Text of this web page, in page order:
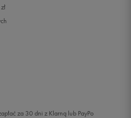
za 30 dni z Klarną lub PayPo